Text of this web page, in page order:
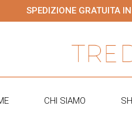
SPEDIZIONE GRATUITA
CHI SIAMO